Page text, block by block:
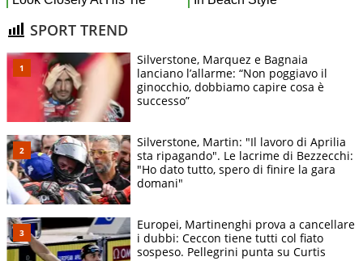
SPORT TREND
Silverstone, Marquez e Bagnaia
lanciano l’allarme: “Non poggiavo il
ginocchio, dobbiamo capire cosa è
successo”
Silverstone, Martin: "Il lavoro di Aprilia
sta ripagando". Le lacrime di Bezzecchi:
"Ho dato tutto, spero di finire la gara
domani"
Europei, Martinenghi prova a cancellare
i dubbi: Ceccon tiene tutti col fiato
sospeso. Pellegrini punta su Curtis